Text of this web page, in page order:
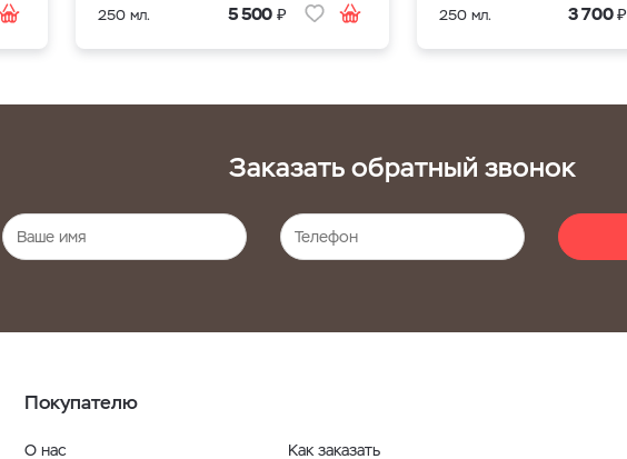
250 мл. 5 500 ₽ 250 мл. 3 700₽
Заказать обратный звонок
Покупателю
О нас
Как заказать